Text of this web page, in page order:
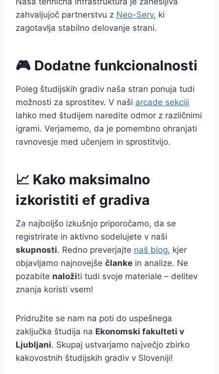
zahvaljujoč partnerstvu z Neo-Serv, ki
zagotavlja stabilno delovanje strani.
🎮 Dodatne funkcionalnosti
Poleg študijskih gradiv naša stran ponuja tudi
možnosti za sprostitev. V naši arcade sekciji
lahko med študijem naredite odmor z različnimi
igrami. Verjamemo, da je pomembno ohranjati
ravnovesje med učenjem in sprostitvijo.
📈 Kako maksimalno
izkoristiti ef gradiva
Za najboljšo izkušnjo priporočamo, da se
registrirate in aktivno sodelujete v naši
skupnosti. Redno preverjajte naš blog, kjer
objavljamo najnovejše članke in analize. Ne
pozabite naložiti tudi svoje materiale – delitev
znanja koristi vsem!
Pridružite se nam na poti do uspešnega
zaključka študija na Ekonomski fakulteti v
Ljubljani. Skupaj ustvarjamo največjo zbirko
kakovostnih študijskih gradiv v Sloveniji!